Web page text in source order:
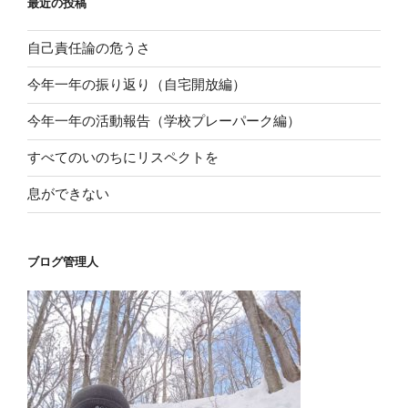
最近の投稿
自己責任論の危うさ
今年一年の振り返り（自宅開放編）
今年一年の活動報告（学校プレーパーク編）
すべてのいのちにリスペクトを
息ができない
ブログ管理人